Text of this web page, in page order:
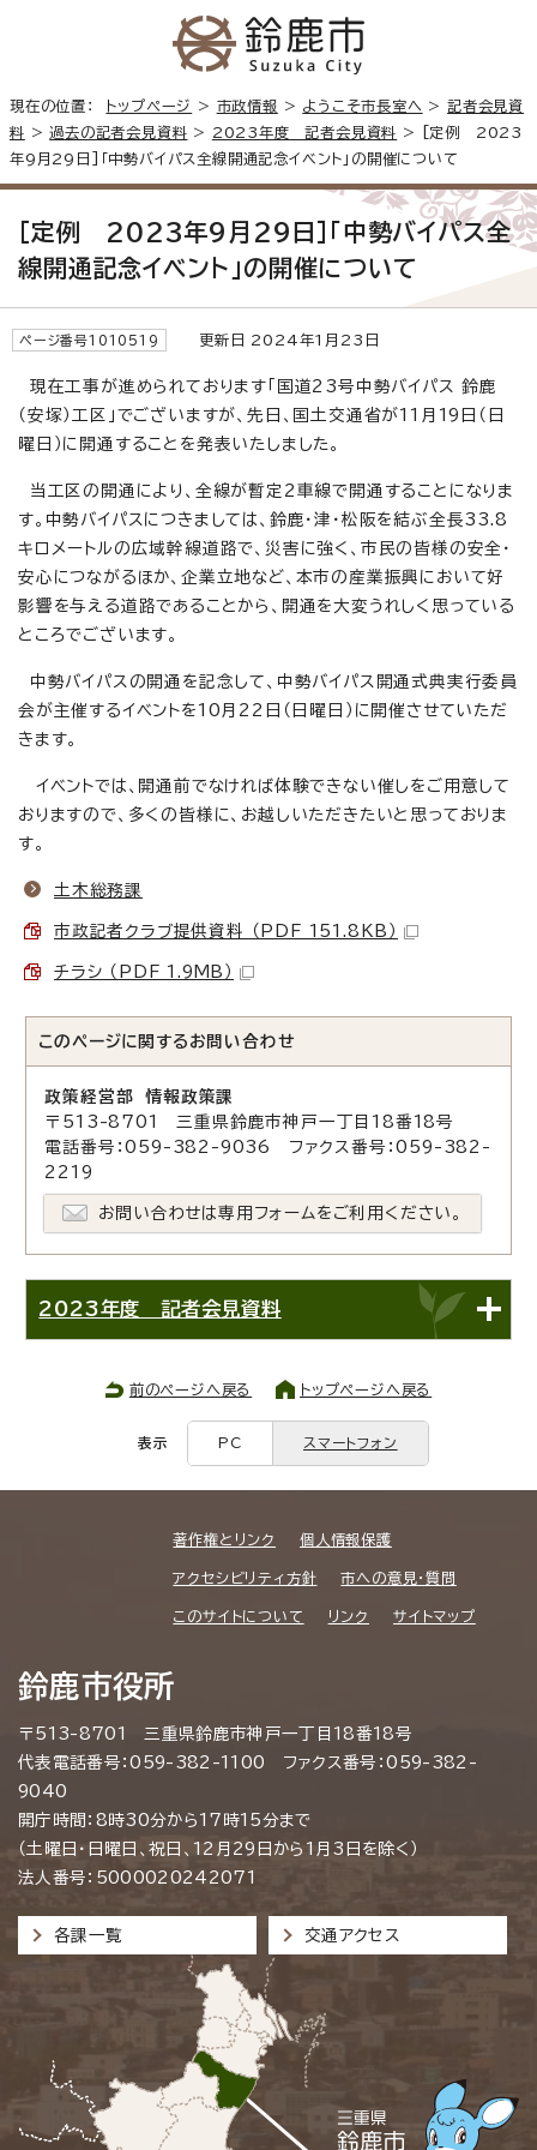
現在の位置： トップページ > 市政情報 > ようこそ市長室へ >記者会見資
料 >過去の記者会見資料 > 2023年度 記者会見資料 > [定例 2023
年9月29日]「中勢バイパス全線開通記念イベント」の開催について
[定例 2023年9月29日]「中勢バイパス全
線開通記念イベント」の開催について
ページ番号1010519 更新日 2024年1月23日
現在工事が進められております「国道23号中勢バイパス 鈴鹿
（安塚）工区」でございますが、先日、国土交通省が11月19日（日
曜日）に開通することを発表いたしました。
当工区の開通により、全線が暫定2車線で開通することになりま
す。中勢バイパスにつきましては、鈴鹿・津・松阪を結ぶ全長33.8
キロメートルの広域幹線道路で、災害に強く、市民の皆様の安全・
安心につながるほか、企業立地など、本市の産業振興において好
影響を与える道路であることから、開通を大変うれしく思っている
ところでございます。
中勢バイパスの開通を記念して、中勢バイパス開通式典実行委員
会が主催するイベントを10月22日（日曜日）に開催させていただ
きます。
イベントでは、開通前でなければ体験できない催しをご用意して
おりますので、多くの皆様に、お越しいただきたいと思っておりま
す。
土木総務課
市政記者クラブ提供資料 （PDF 151.8KB）
チラシ （PDF 1.9MB）
このページに関する お問い合わせ
政策経営部 情報政策課
〒513-8701 三重県鈴鹿市神戸一丁目18番18号
電話番号：059-382-9036 ファクス番号：059-382-
2219
お問い合わせは専用フォームをご利用ください。
2023年度 記者会見資料
前のページへ戻る トップページへ戻る
表示 PC スマートフォン
著作権とリンク 個人情報保護
アクセシビリティ方針 市への意見・質問
このサイトについて リンク サイトマップ
鈴鹿市役所
〒513-8701 三重県鈴鹿市神戸一丁目18番18号
代表電話番号：059-382-1100 ファクス番号：059-382-
9040
開庁時間：8時30分から17時15分まで
（土曜日・日曜日、祝日、12月29日から1月3日を除く）
法人番号：5000020242071
各課一覧 交通アクセス